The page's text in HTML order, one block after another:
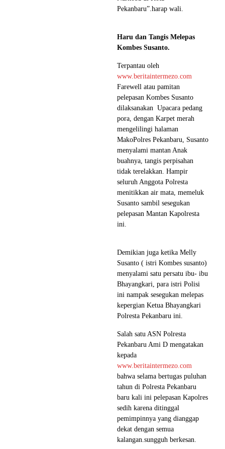
Pekanbaru”.harap wali.
Haru dan Tangis Melepas
Kombes Susanto.
Terpantau oleh
www.beritaintermezo.com
Farewell atau pamitan
pelepasan Kombes Susanto
dilaksanakan Upacara pedang
pora, dengan Karpet merah
mengelilingi halaman
MakoPolres Pekanbaru, Susanto
menyalami mantan Anak
buahnya, tangis perpisahan
tidak terelakkan. Hampir
seluruh Anggota Polresta
menitikkan air mata, memeluk
Susanto sambil sesegukan
pelepasan Mantan Kapolresta
ini.
Demikian juga ketika Melly
Susanto ( istri Kombes susanto)
menyalami satu persatu ibu- ibu
Bhayangkari, para istri Polisi
ini nampak sesegukan melepas
kepergian Ketua Bhayangkari
Polresta Pekanbaru ini.
Salah satu ASN Polresta
Pekanbaru Ami D mengatakan
kepada
www.beritaintermezo.com
bahwa selama bertugas puluhan
tahun di Polresta Pekanbaru
baru kali ini pelepasan Kapolres
sedih karena ditinggal
pemimpinnya yang dianggap
dekat dengan semua
kalangan.sungguh berkesan.